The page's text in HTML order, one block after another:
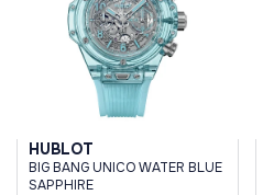
HUBLOT
BIG BANG UNICO WATER BLUE
SAPPHIRE